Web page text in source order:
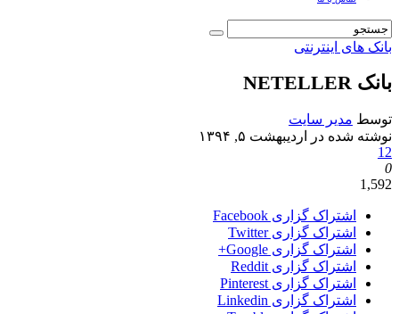
بانک های اینترنتی
بانک NETELLER
توسط مدیر سایت
نوشته شده در
اردیبهشت ۵, ۱۳۹۴
12
0
1,592
اشتراک گزاری Facebook
اشتراک گزاری Twitter
اشتراک گزاری Google+
اشتراک گزاری Reddit
اشتراک گزاری Pinterest
اشتراک گزاری Linkedin